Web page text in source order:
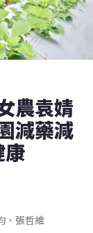
農袁婧
減藥減
康
、張哲維